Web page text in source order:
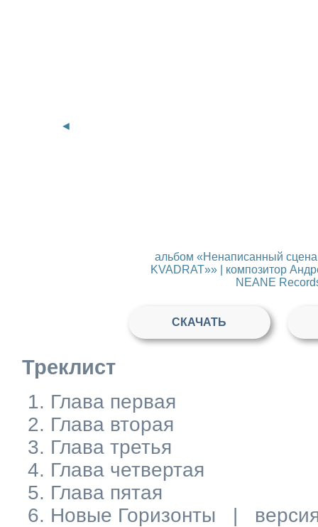
◄
альбом «Ненаписанный
KVADRAT»» | композитор
NEANE
СКАЧАТЬ
Треклист
Глава первая
Глава вторая
Глава третья
Глава четвертая
Глава пятая
Новые Горизонты |